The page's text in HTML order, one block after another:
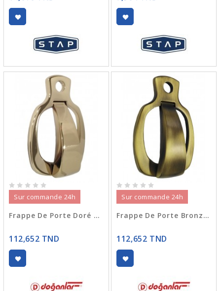
Sur commande 24h
Frappe De Porte Doré GEON
112,652 TND
Sur commande 24h
Frappe De Porte Bronzé GEON
112,652 TND